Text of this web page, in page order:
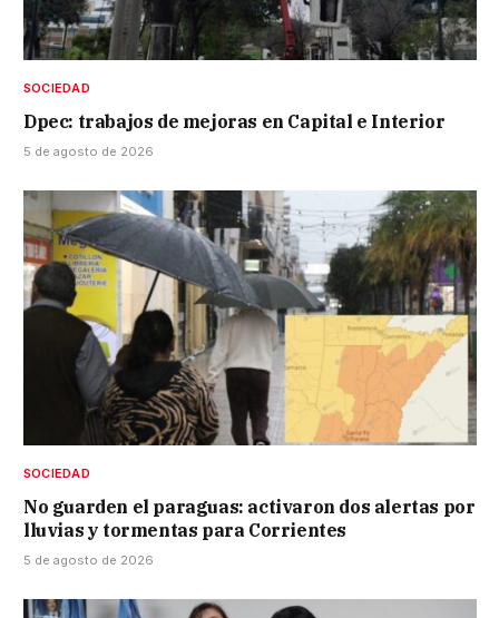
SOCIEDAD
Dpec: trabajos de mejoras en Capital e Interior
5 de agosto de 2026
SOCIEDAD
No guarden el paraguas: activaron dos alertas por
lluvias y tormentas para Corrientes
5 de agosto de 2026